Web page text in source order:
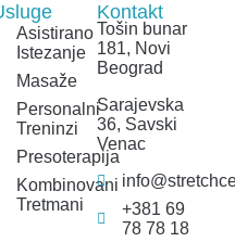
Asistirano
Istezanje
Masaže
Personalni
Treninzi
Presoterapija
Kombinovani
Tretmani
Kontakt
Tošin bunar
181, Novi
Beograd
Sarajevska
36, Savski
Venac
+381 69
78 78 18